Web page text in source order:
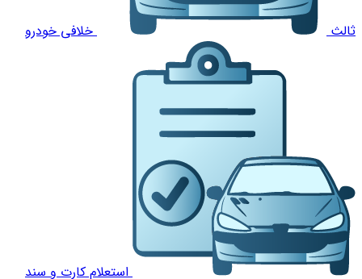
ثالث خلافی خودرو
استعلام کارت و سند